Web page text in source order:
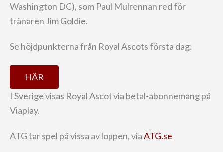
Washington DC), som Paul Mulrennan red för
tränaren Jim Goldie.
Se höjdpunkterna från Royal Ascots första dag:
HÄR
I Sverige visas Royal Ascot via betal-abonnemang på
Viaplay.
ATG tar spel på vissa av loppen, viaATG.se